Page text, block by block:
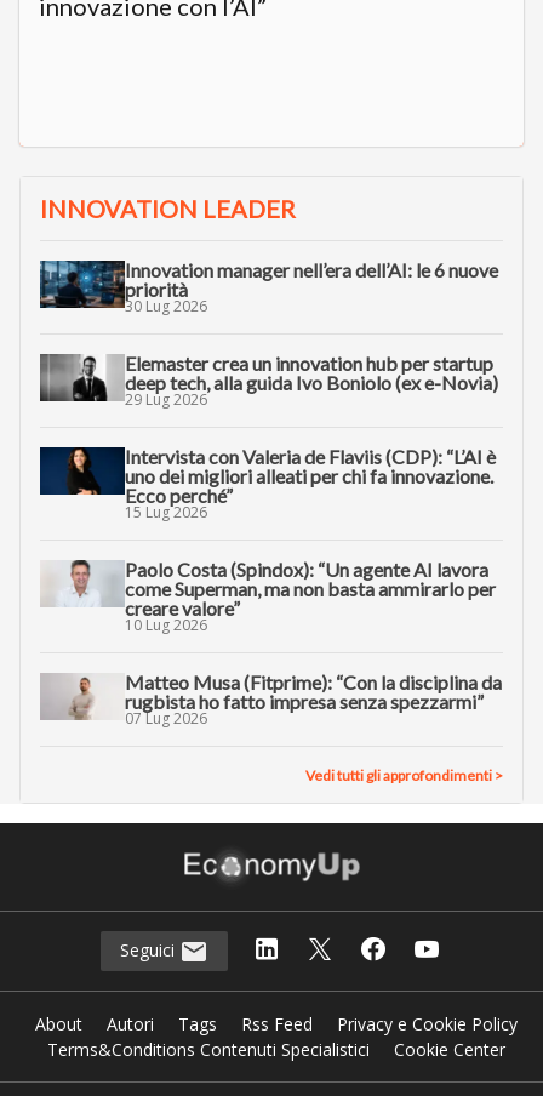
innovazione con l’AI”
INNOVATION LEADER
Innovation manager nell’era dell’AI: le 6 nuove
priorità
30 Lug 2026
Elemaster crea un innovation hub per startup
deep tech, alla guida Ivo Boniolo (ex e-Novia)
29 Lug 2026
Intervista con Valeria de Flaviis (CDP): “L’AI è
uno dei migliori alleati per chi fa innovazione.
Ecco perché”
15 Lug 2026
Paolo Costa (Spindox): “Un agente AI lavora
come Superman, ma non basta ammirarlo per
creare valore”
10 Lug 2026
Matteo Musa (Fitprime): “Con la disciplina da
rugbista ho fatto impresa senza spezzarmi”
07 Lug 2026
Vedi tutti gli approfondimenti >
Seguici
About Autori Tags Rss Feed
Privacy e Cookie Policy
Terms&Conditions Contenuti Specialistici
Cookie Center